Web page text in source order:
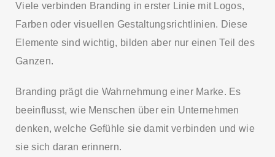
Viele verbinden Branding in erster Linie mit Logos,
Farben oder visuellen Gestaltungsrichtlinien. Diese
Elemente sind wichtig, bilden aber nur einen Teil des
Ganzen.
Branding prägt die Wahrnehmung einer Marke. Es
beeinflusst, wie Menschen über ein Unternehmen
denken, welche Gefühle sie damit verbinden und wie
sie sich daran erinnern.